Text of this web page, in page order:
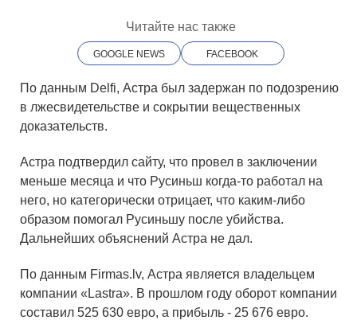
Читайте нас также
GOOGLE NEWS FACEBOOK
По данным Delfi, Астра был задержан по подозрению
в лжесвидетельстве и сокрытии вещественных
доказательств.
Астра подтвердил сайту, что провел в заключении
меньше месяца и что Русиньш когда-то работал на
него, но категорически отрицает, что каким-либо
образом помогал Русиньшу после убийства.
Дальнейших объяснений Астра не дал.
По данным Firmas.lv, Астра является владельцем
компании «Lastra». В прошлом году оборот компании
составил 525 630 евро, а прибыль - 25 676 евро.